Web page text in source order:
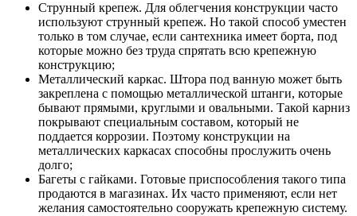
Струнный крепеж. Для облегчения конструкции часто
используют струнный крепеж. Но такой способ уместен
только в том случае, если сантехника имеет борта, под
которые можно без труда спрятать всю крепежную
конструкцию;
Металлический каркас. Штора под ванную может быть
закреплена с помощью металлической штанги, которые
бывают прямыми, круглыми и овальными. Такой карниз
покрывают специальным составом, который не
поддается коррозии. Поэтому конструкции на
металлических каркасах способны прослужить очень
долго;
Багеты с гайками. Готовые приспособления такого типа
продаются в магазинах. Их часто применяют, если нет
желания самостоятельно сооружать крепежную систему.